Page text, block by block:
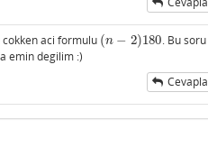
aci formulu (n − 2)180
(n− 2) 180
. Bu soru
emin degilim :)
Cevapla